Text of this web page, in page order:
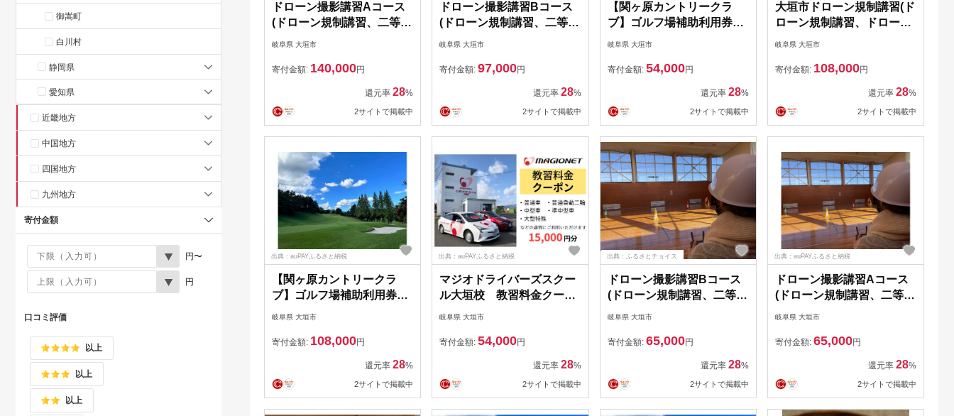
御嵩町
白川村
静岡県
愛知県
近畿地方
中国地方
四国地方
九州地方
寄付金額
円〜
円
口コミ評価
以上
以上
以上
ドローン撮影講習Aコース
(ドローン規制講習、二等無
人航空機操縦士取得)クーポ
岐阜県 大垣市
寄付金額: 140,000円
還元率28%
2サイトで掲載中
ドローン撮影講習Bコース
(ドローン規制講習、二等無
人航空機操縦士取得)クーポ
岐阜県 大垣市
寄付金額:97,000円
還元率 28%
2サイトで掲載中
【関ヶ原カントリークラ
ブ】ゴルフ場補助利用券
15000円分
岐阜県 大垣市
寄付金額: 54,000円
還元率 28%
2サイトで掲載中
大垣市ドローン規制講習(ド
ローン規制講習、ドローン
操縦士技能証明書発行)クー
岐阜県 大垣市
寄付金額: 108,000円
還元率 28%
2サイトで掲載中
出典：auPAYふるさと納税
【関ヶ原カントリークラ
ブ】ゴルフ場補助利用券
30000円分
岐阜県 大垣市
寄付金額: 108,000円
還元率28%
2サイトで掲載中
出典：auPAYふるさと納税
マジオドライバーズスクー
ル大垣校 教習料金クーポ
ン 15,000円分
岐阜県 大垣市
寄付金額:54,000円
還元率 28%
2サイトで掲載中
出典：ふるさとチョイス
ドローン撮影講習Bコース
(ドローン規制講習、二等無
人航空機操縦士取得)クーポ
岐阜県 大垣市
寄付金額: 65,000円
還元率 28%
2サイトで掲載中
出典：auPAYふるさと納税
ドローン撮影講習Aコース
(ドローン規制講習、二等無
人航空機操縦士取得)クーポ
岐阜県 大垣市
寄付金額: 65,000円
還元率 28%
2サイトで掲載中